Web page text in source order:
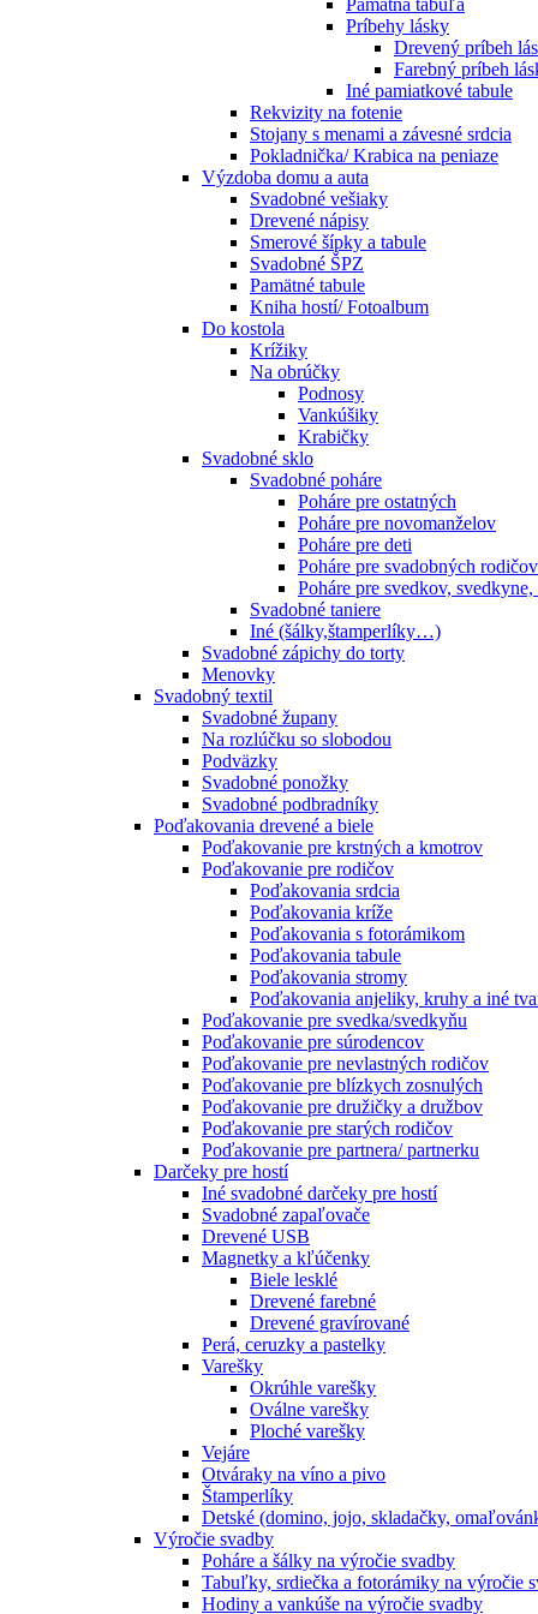
Pamätná tabuľa
Príbehy lásky
Drevený príbeh
Farebný príbeh
Iné pamiatkové tabule
Rekvizity na fotenie
Stojany s menami a závesné srdcia
Pokladnička/ Krabica na peniaze
Výzdoba domu a auta
Svadobné vešiaky
Drevené nápisy
Smerové šípky a tabule
Svadobné ŠPZ
Pamätné tabule
Kniha hostí/ Fotoalbum
Do kostola
Krížiky
Na obrúčky
Podnosy
Vankúšiky
Krabičky
Svadobné sklo
Svadobné poháre
Poháre pre ostatných
Poháre pre novomanželov
Poháre pre deti
Poháre pre svadobných rodičov
Poháre pre svedkov,
Svadobné taniere
Iné (šálky,štamperlíky…)
Svadobné zápichy do torty
Menovky
Svadobný textil
Svadobné župany
Na rozlúčku so slobodou
Podväzky
Svadobné ponožky
Svadobné podbradníky
Poďakovania drevené a biele
Poďakovanie pre krstných a kmotrov
Poďakovanie pre rodičov
Poďakovania srdcia
Poďakovania kríže
Poďakovania s fotorámikom
Poďakovania tabule
Poďakovania stromy
Poďakovania anjeliky, kruhy a iné
Poďakovanie pre svedka/svedkyňu
Poďakovanie pre súrodencov
Poďakovanie pre nevlastných rodičov
Poďakovanie pre blízkych zosnulých
Poďakovanie pre družičky a družbov
Poďakovanie pre starých rodičov
Poďakovanie pre partnera/ partnerku
Darčeky pre hostí
Iné svadobné darčeky pre hostí
Svadobné zapaľovače
Drevené USB
Magnetky a kľúčenky
Biele lesklé
Drevené farebné
Drevené gravírované
Perá, ceruzky a pastelky
Varešky
Okrúhle varešky
Oválne varešky
Ploché varešky
Vejáre
Otváraky na víno a pivo
Štamperlíky
Detské (domino, jojo, skladačky,
Výročie svadby
Poháre a šálky na výročie svadby
Tabuľky, srdiečka a fotorámiky na výročie
Hodiny a vankúše na výročie svadby